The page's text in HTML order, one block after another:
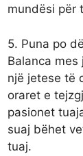
mundësi për
5. Puna po
Balanca
një jetese të
oraret e
pasionet
suaj bëhet
tuaj.